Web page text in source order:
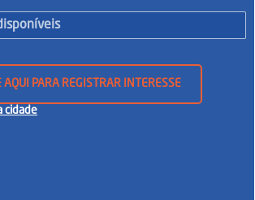
AQUI PARA REGISTRAR INTERESSE
cidade